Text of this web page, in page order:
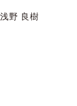
野 良樹